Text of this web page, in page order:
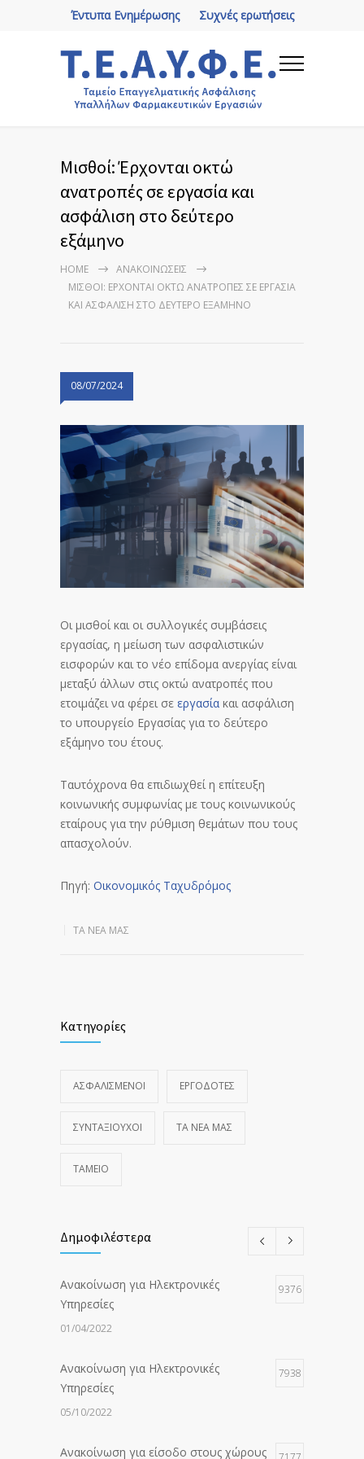
Συχνές ερωτήσεις
Έντυπα Ενημέρωσης
Μισθοί: Έρχονται οκτώ
ανατροπές σε εργασία και
ασφάλιση στο δεύτερο
εξάμηνο
HOME
ΑΝΑΚΟΙΝΏΣΕΙΣ
ΜΙΣΘΟΊ: ΈΡΧΟΝΤΑΙ ΟΚΤΏ ΑΝΑΤΡΟΠΈΣ ΣΕ ΕΡΓΑΣΊΑ
ΚΑΙ ΑΣΦΆΛΙΣΗ ΣΤΟ ΔΕΎΤΕΡΟ ΕΞΆΜΗΝΟ
08/07/2024
Oι μισθοί και οι συλλογικές συμβάσεις
εργασίας, η μείωση των ασφαλιστικών
εισφορών και το νέο επίδομα ανεργίας είναι
μεταξύ άλλων στις οκτώ ανατροπές που
ετοιμάζει να φέρει σε εργασία και ασφάλιση
το υπουργείο Εργασίας για το δεύτερο
εξάμηνο του έτους.
Ταυτόχρονα θα επιδιωχθεί η επίτευξη
κοινωνικής συμφωνίας με τους κοινωνικούς
εταίρους για την ρύθμιση θεμάτων που τους
απασχολούν.
Πηγή: Οικονομικός Ταχυδρόμος
ΤΑ ΝΈΑ ΜΑΣ
Κατηγορίες
ΑΣΦΑΛΙΣΜΕΝΟΙ ΕΡΓΟΔΟΤΕΣ
ΣΥΝΤΑΞΙΟΥΧΟΙ ΤΑ ΝΈΑ ΜΑΣ
ΤΑΜΕΙΟ
Δημοφιλέστερα
Ανακοίνωση για Ηλεκτρονικές
Υπηρεσίες
9376
01/04/2022
Ανακοίνωση για Ηλεκτρονικές
Υπηρεσίες
7938
05/10/2022
Ανακοίνωση για είσοδο στους χώρους